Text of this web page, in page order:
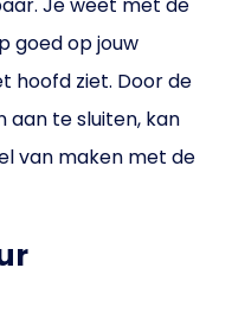
goed op jouw
hoofd ziet. Door de
aan te sluiten, kan
van maken met de